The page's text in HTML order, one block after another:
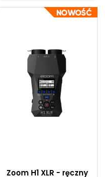
Zoom H1 XLR - ręczny